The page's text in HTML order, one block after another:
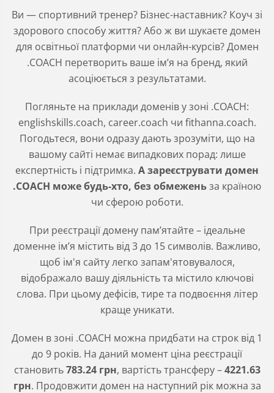
Ви — спортивний тренер? Бізнес-наставник? Коуч зі
здорового способу життя? Або ж ви шукаєте домен
для освітньої платформи чи онлайн-курсів? Домен
.COACH перетворить ваше ім’я на бренд, який
асоціюється з результатами.
Погляньте на приклади доменів у зоні .COACH:
englishskills.coach, career.coach чи fithanna.coach.
Погодьтеся, вони одразу дають зрозуміти, що на
вашому сайті немає випадкових порад: лише
експертність і підтримка. А зареєструвати домен
.COACH може будь-хто, без обмеженьза країною
чи сферою роботи.
При реєстрації домену пам’ятайте – ідеальне
доменне ім’я містить від 3 до 15 символів. Важливо,
щоб ім'я сайту легко запам'ятовувалося,
відображало вашу діяльність та містило ключові
слова. При цьому дефісів, тире та подвоєння літер
краще уникати.
Домен в зоні .COACH можна придбати на строк від 1
до 9 років. На даний момент ціна реєстрації
становить783.24грн, вартість трансферу –4221.63
грн. Продовжити домен на наступний рік можна за